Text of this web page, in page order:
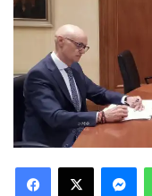
Facebook
X